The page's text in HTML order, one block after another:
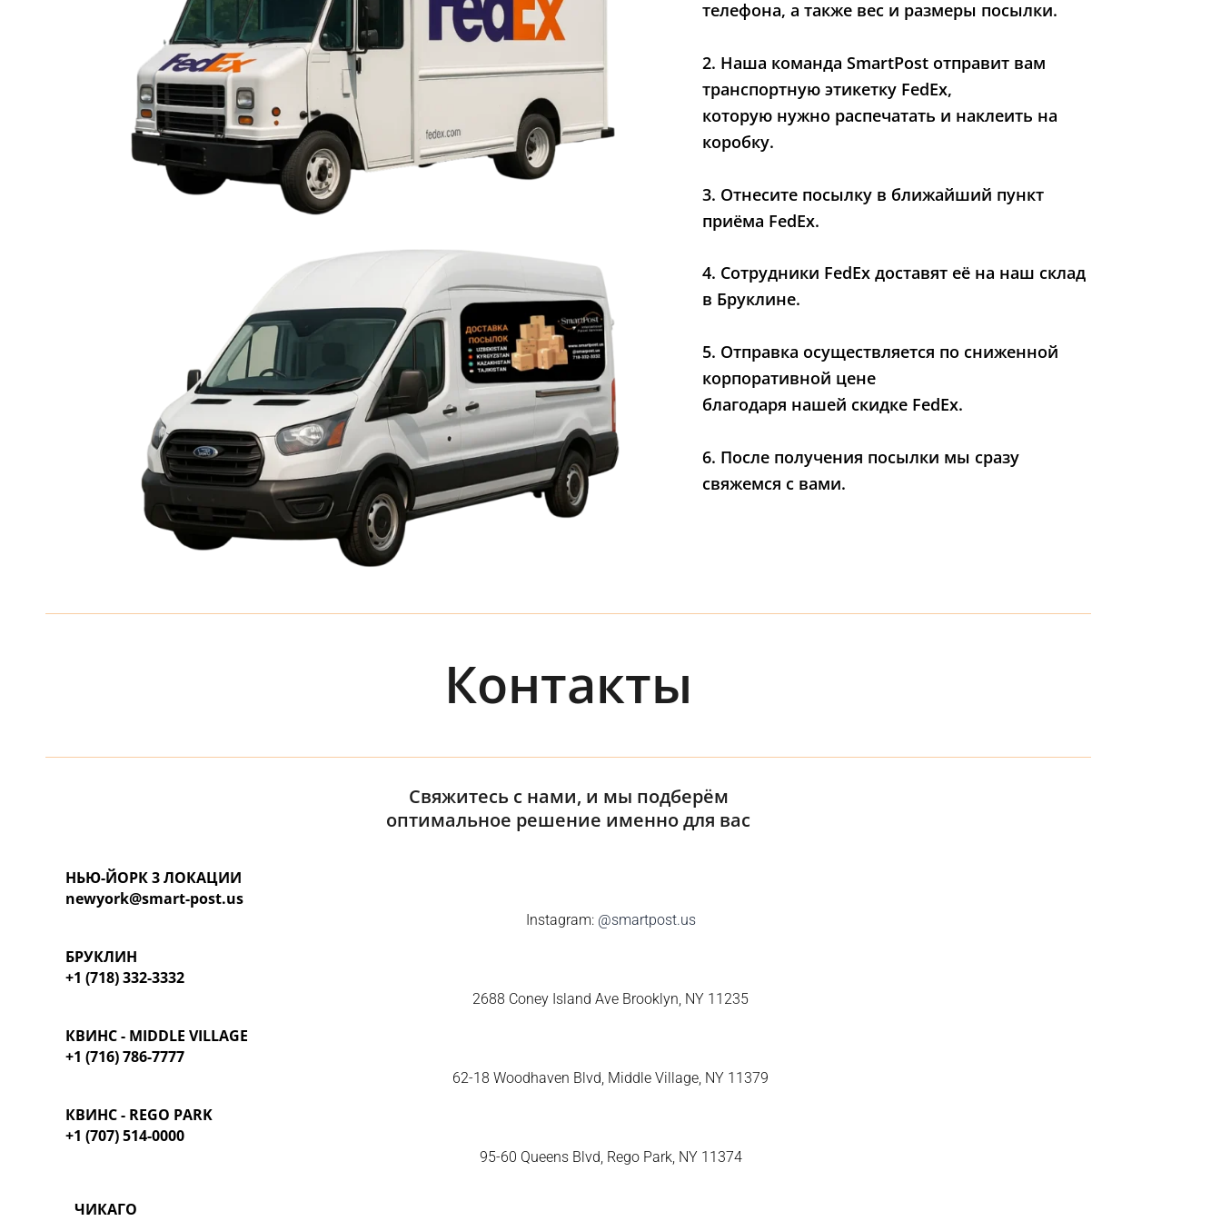
телефона, а также вес и размеры посылки.
2. Наша команда SmartPost отправит вам
транспортную этикетку FedEx,
которую нужно распечатать и наклеить на
коробку.
3. Отнесите посылку в ближайший пункт
приёма FedEx.
4. Сотрудники FedEx доставят её на наш склад
в Бруклине.
5. Отправка осуществляется по сниженной
корпоративной цене
благодаря нашей скидке FedEx.
6. После получения посылки мы сразу
свяжемся с вами.
Контакты
Свяжитесь с нами, и мы подберём
оптимальное решение именно для вас
НЬЮ-ЙОРК 3 ЛОКАЦИИ
newyork@smart-post.us
Instagram: @smartpost.us
БРУКЛИН
+1 (718) 332-3332
2688 Coney Island Ave Brooklyn, NY 11235
КВИНС - MIDDLE VILLAGE
+1 (716) 786-7777
62-18 Woodhaven Blvd, Middle Village, NY 11379
КВИНС - REGO PARK
+1 (707) 514-0000
95-60 Queens Blvd, Rego Park, NY 11374
ЧИКАГО